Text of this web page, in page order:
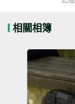
相關相簿